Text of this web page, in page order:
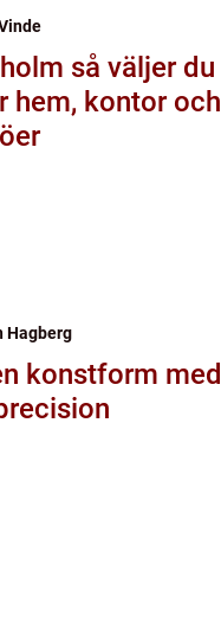
du
hem, kontor och
Hagberg
konstform med